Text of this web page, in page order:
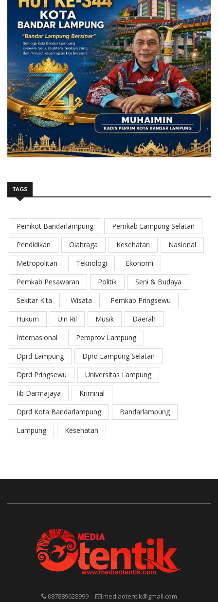
TAGS
Pemkot Bandarlampung
Pemkab Lampung Selatan
Pendidikan
Olahraga Kesehatan
Nasional
Metropolitan
Teknologi
Ekonomi
Pemkab Pesawaran
Politik
Seni & Budaya
Sekitar Kita
Wisata
Pemkab Pringsewu
Hukum
Uin Ril Musik
Daerah
Internasional
Pemprov Lampung
Dprd Lampung
Dprd Lampung Selatan
Dprd Pringsewu
Universitas Lampung
Iib Darmajaya
Kriminal
Dprd Kota Bandarlampung
Bandarlampung
Lampung
Kesehatan
087889628999 mediaotentik@gmail.com